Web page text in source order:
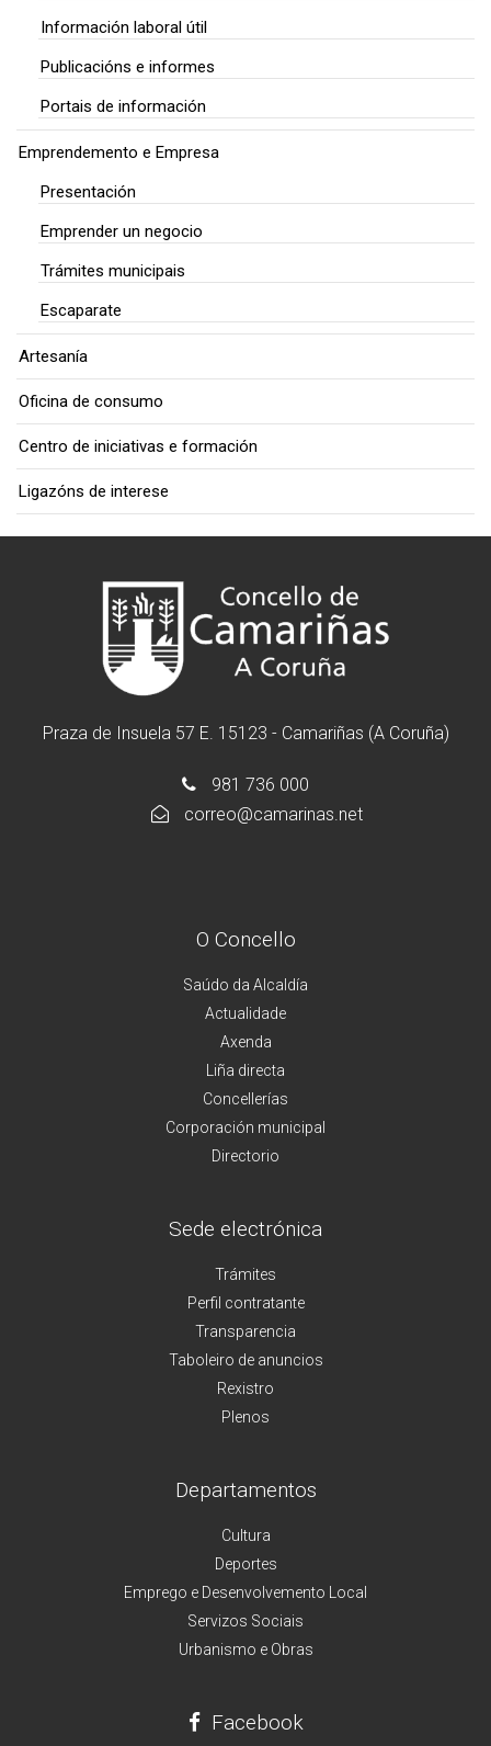
Información laboral útil
Publicacións e informes
Portais de información
Emprendemento e Empresa
Presentación
Emprender un negocio
Trámites municipais
Escaparate
Artesanía
Oficina de consumo
Centro de iniciativas e formación
Ligazóns de interese
Praza de Insuela 57 E. 15123 - Camariñas (A Coruña)
981 736 000
correo@camarinas.net
O Concello
Saúdo da Alcaldía
Actualidade
Axenda
Liña directa
Concellerías
Corporación municipal
Directorio
Sede electrónica
Trámites
Perfil contratante
Transparencia
Taboleiro de anuncios
Rexistro
Plenos
Departamentos
Cultura
Deportes
Emprego e Desenvolvemento Local
Servizos Sociais
Urbanismo e Obras
Facebook